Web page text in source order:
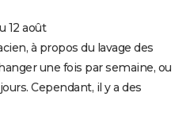
12 août
à propos du lavage des
une fois par semaine, ou
Cependant, il y a des